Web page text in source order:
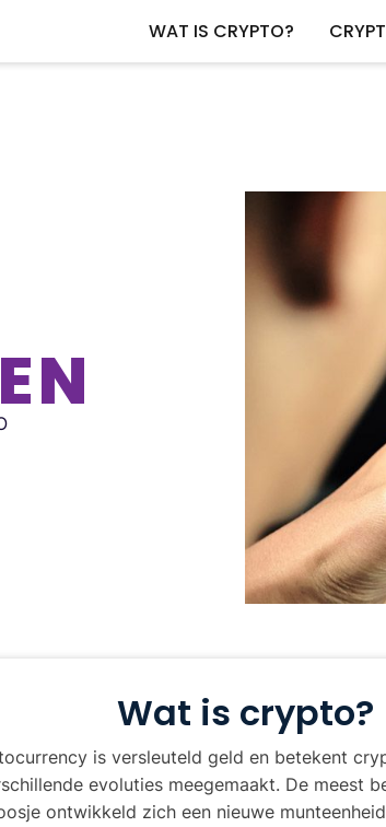
WAT IS CRYPTO?
Wat is crypto?
is versleuteld geld en betekent
evoluties meegemaakt. De meest
ontwikkeld zich een nieuwe